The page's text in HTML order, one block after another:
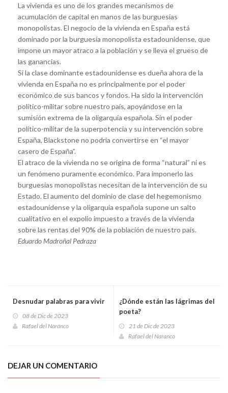
La vivienda es uno de los grandes mecanismos de
acumulación de capital en manos de las burguesías
monopolistas. El negocio de la vivienda en España está
dominado por la burguesía monopolista estadounidense, que
impone un mayor atraco a la población y se lleva el grueso de
las ganancias.
Si la clase dominante estadounidense es dueña ahora de la
vivienda en España no es principalmente por el poder
económico de sus bancos y fondos. Ha sido la intervención
político-militar sobre nuestro país, apoyándose en la
sumisión extrema de la oligarquía española. Sin el poder
político-militar de la superpotencia y su intervención sobre
España, Blackstone no podría convertirse en “el mayor
casero de España”.
El atraco de la vivienda no se origina de forma “natural” ni es
un fenómeno puramente económico. Para imponerlo las
burguesías monopolistas necesitan de la intervención de su
Estado. El aumento del dominio de clase del hegemonismo
estadounidense y la oligarquía española supone un salto
cualitativo en el expolio impuesto a través de la vivienda
sobre las rentas del 90% de la población de nuestro país.
Eduardo Madroñal Pedraza
Desnudar palabras para vivir
08 de Dic de 2023
Rafael del Naranco
¿Dónde están las lágrimas del
poeta?
21 de Dic de 2023
Rafael del Naranco
DEJAR UN COMENTARIO